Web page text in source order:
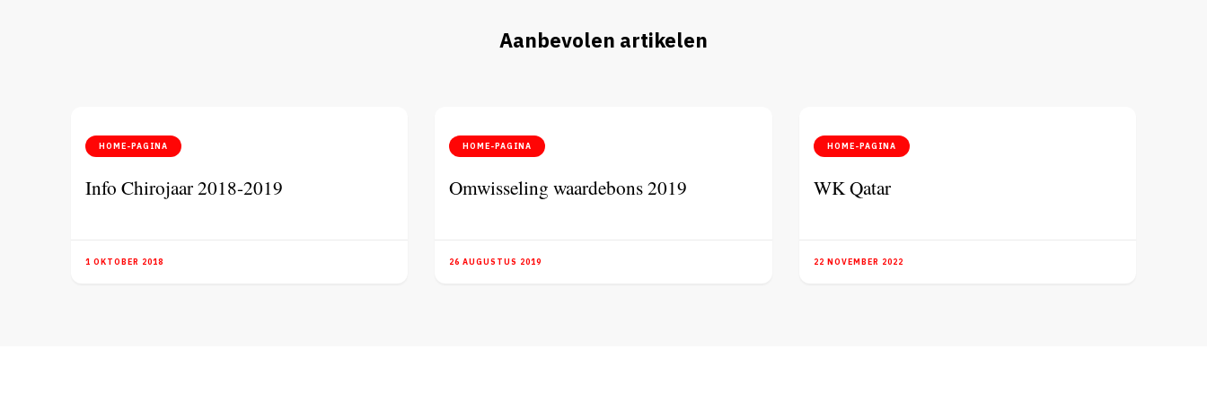
Aanbevolen artikelen
HOME-PAGINA
Info Chirojaar 2018-2019
1 OKTOBER 2018
HOME-PAGINA
Omwisseling waardebons 2019
26 AUGUSTUS 2019
HOME-PAGINA
WK Qatar
22 NOVEMBER 2022